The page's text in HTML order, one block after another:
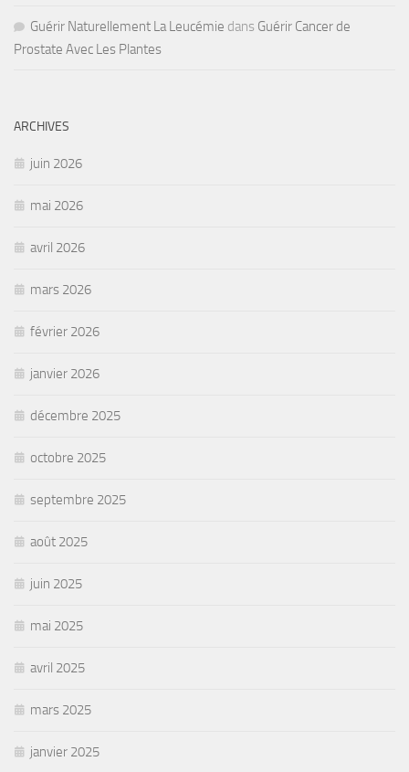
Guérir Naturellement La Leucémie dans Guérir Cancer de
Prostate Avec Les Plantes
ARCHIVES
juin 2026
mai 2026
avril 2026
mars 2026
février 2026
janvier 2026
décembre 2025
octobre 2025
septembre 2025
août 2025
juin 2025
mai 2025
avril 2025
mars 2025
janvier 2025